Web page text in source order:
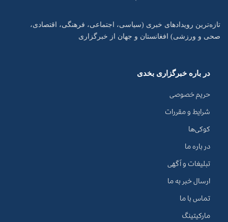
تازه‌ترین رویدادهای خبری (سیاسی، اجتماعی، فرهنگی، اقتصادی،
صحی و ورزشی) افغانستان و جهان از خبرگزاری
در باره خبرگزاری بخدی
حریم خصوصی
شرایط و مقررات
کوکی‌ها
در باره ما
تبلیغات و آگهی
ارسال خبر به ما
تماس با ما
مارکیتینگ